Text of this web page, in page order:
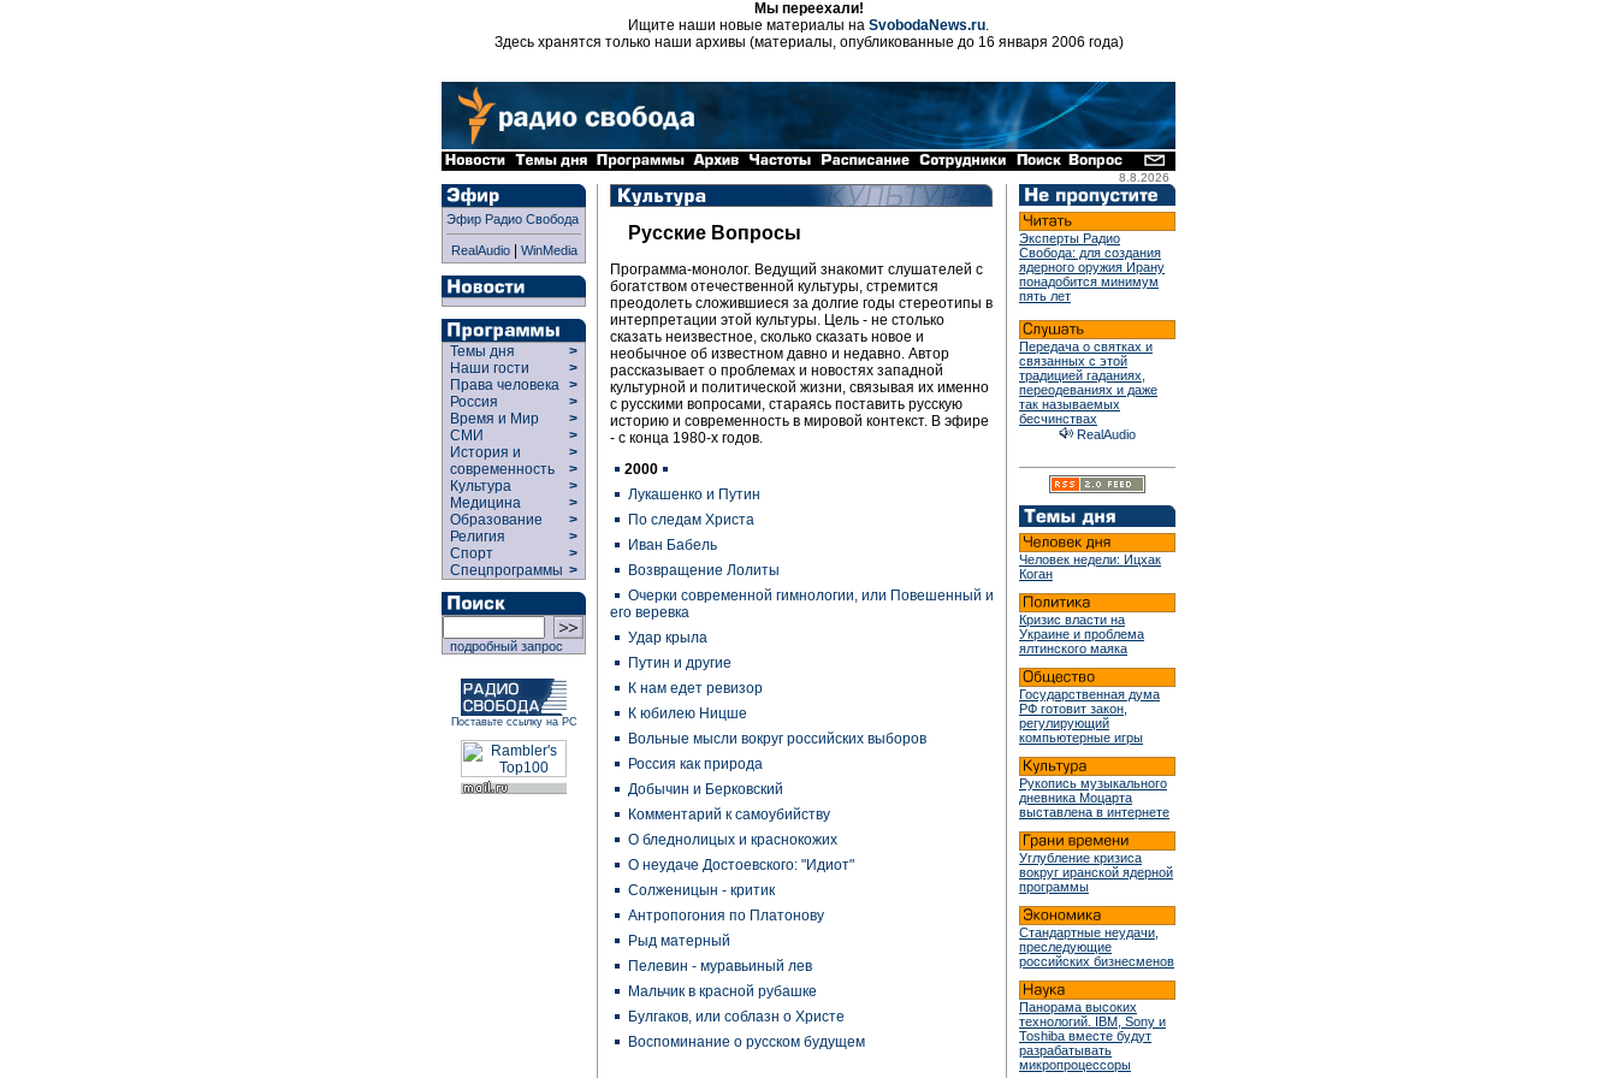
Мы переехали!
Ищите наши новые материалы на SvobodaNews.ru.
Здесь хранятся только наши архивы (материалы, опубликованные до 16 января 2006 года)
8.8.2026
Эфир Радио Свобода
RealAudio| WinMedia
Темы дня
>
Наши гости
>
Права человека >
Россия
>
Время и Мир
>
СМИ
>
История и
современность
>
>
Культура
>
Медицина
>
Образование
>
Религия
>
Спорт
>
Спецпрограммы >
подробный запрос
Поставьте ссылку на РС
Русские Вопросы
Программа-монолог. Ведущий знакомит слушателей с
богатством отечественной культуры, стремится
преодолеть сложившиеся за долгие годы стереотипы в
интерпретации этой культуры. Цель - не столько
сказать неизвестное, сколько сказать новое и
необычное об известном давно и недавно. Автор
рассказывает о проблемах и новостях западной
культурной и политической жизни, связывая их именно
с русскими вопросами, стараясь поставить русскую
историю и современность в мировой контекст. В эфире
- с конца 1980-х годов.
2000
Лукашенко и Путин
По следам Христа
Иван Бабель
Возвращение Лолиты
Очерки современной гимнологии, или Повешенный и
его веревка
Удар крыла
Путин и другие
К нам едет ревизор
К юбилею Ницше
Вольные мысли вокруг российских выборов
Россия как природа
Добычин и Берковский
Комментарий к самоубийству
О бледнолицых и краснокожих
О неудаче Достоевского: "Идиот"
Солженицын - критик
Антропогония по Платонову
Рыд матерный
Пелевин - муравьиный лев
Мальчик в красной рубашке
Булгаков, или соблазн о Христе
Воспоминание о русском будущем
Эксперты Радио
Свобода: для создания
ядерного оружия Ирану
понадобится минимум
пять лет
Передача о святках и
связанных с этой
традицией гаданиях,
переодеваниях и даже
так называемых
бесчинствах
RealAudio
Человек недели: Ицхак
Коган
Кризис власти на
Украине и проблема
ялтинского маяка
Государственная дума
РФ готовит закон,
регулирующий
компьютерные игры
Рукопись музыкального
дневника Моцарта
выставлена в интернете
Углубление кризиса
вокруг иранской ядерной
программы
Стандартные неудачи,
преследующие
российских бизнесменов
Панорама высоких
технологий. IBM, Sony и
Toshiba вместе будут
разрабатывать
микропроцессоры